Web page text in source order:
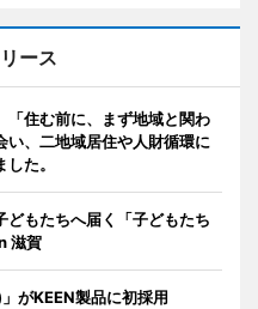
ース
「住む前に、まず地域と関わ
い、二地域居住や人財循環に
た。
どもたちへ届く「子どもたち
滋賀
がKEEN製品に初採用